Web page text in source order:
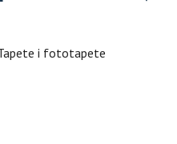
i fototapete